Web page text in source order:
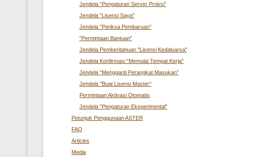
Jendela “Pengaturan Server Proksi”
Jendela "Lisensi Saya"
Jendela "Periksa Pembaruan"
"Permintaan Bantuan"
Jendela Pemberitahuan "Lisensi Kedaluarsa"
Jendela Konfirmasi “Memulai Tempat Kerja”
Jendela “Mengganti Perangkat Masukan”
Jendela "Buat Lisensi Master"
Permintaan Aktivasi Otomatis
Jendela "Pengaturan Eksperimental"
Petunjuk Penggunaan ASTER
FAQ
Articles
Media